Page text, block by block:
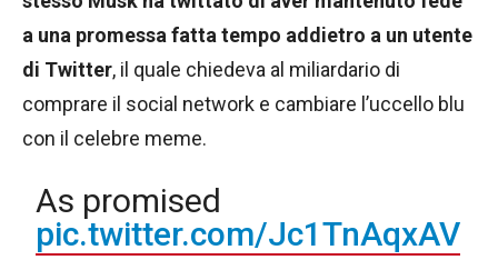
a una promessa fatta tempo addietro a un utente
di Twitter, il quale chiedeva al miliardario di
comprare il social network e cambiare l’uccello blu
con il celebre meme.
As promised
pic.twitter.com/Jc1TnAqxAV